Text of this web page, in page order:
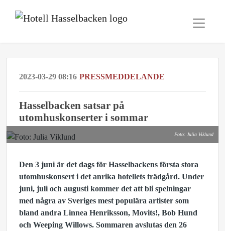
2023-03-29 08:16 PRESSMEDDELANDE
Hasselbacken satsar på
utomhuskonserter i sommar
Foto: Julia Viklund
Den 3 juni är det dags för Hasselbackens första stora
utomhuskonsert i det anrika hotellets trädgård. Under
juni, juli och augusti kommer det att bli spelningar
med några av Sveriges mest populära artister som
bland andra Linnea Henriksson, Movits!, Bob Hund
och Weeping Willows. Sommaren avslutas den 26